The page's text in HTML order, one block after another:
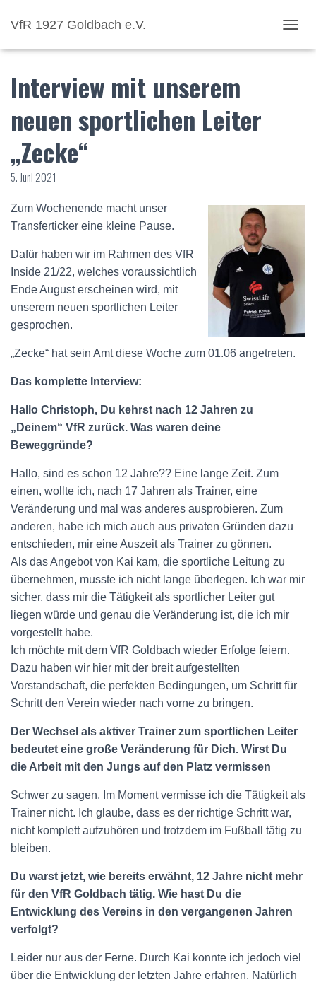
VfR 1927 Goldbach e.V.
Interview mit unserem
neuen sportlichen Leiter
„Zecke“
5. Juni 2021
Zum Wochenende macht unser
Transferticker eine kleine Pause.
Dafür haben wir im Rahmen des VfR
Inside 21/22, welches voraussichtlich
Ende August erscheinen wird, mit
unserem neuen sportlichen Leiter
gesprochen.
„Zecke“ hat sein Amt diese Woche zum 01.06 angetreten.
Das komplette Interview:
Hallo Christoph, Du kehrst nach 12 Jahren zu
„Deinem“ VfR zurück. Was waren deine
Beweggründe?
Hallo, sind es schon 12 Jahre?? Eine lange Zeit. Zum
einen, wollte ich, nach 17 Jahren als Trainer, eine
Veränderung und mal was anderes ausprobieren. Zum
anderen, habe ich mich auch aus privaten Gründen dazu
entschieden, mir eine Auszeit als Trainer zu gönnen.
Als das Angebot von Kai kam, die sportliche Leitung zu
übernehmen, musste ich nicht lange überlegen. Ich war mir
sicher, dass mir die Tätigkeit als sportlicher Leiter gut
liegen würde und genau die Veränderung ist, die ich mir
vorgestellt habe.
Ich möchte mit dem VfR Goldbach wieder Erfolge feiern.
Dazu haben wir hier mit der breit aufgestellten
Vorstandschaft, die perfekten Bedingungen, um Schritt für
Schritt den Verein wieder nach vorne zu bringen.
Der Wechsel als aktiver Trainer zum sportlichen Leiter
bedeutet eine große Veränderung für Dich. Wirst Du
die Arbeit mit den Jungs auf den Platz vermissen
Schwer zu sagen. Im Moment vermisse ich die Tätigkeit als
Trainer nicht. Ich glaube, dass es der richtige Schritt war,
nicht komplett aufzuhören und trotzdem im Fußball tätig zu
bleiben.
Du warst jetzt, wie bereits erwähnt, 12 Jahre nicht mehr
für den VfR Goldbach tätig. Wie hast Du die
Entwicklung des Vereins in den vergangenen Jahren
verfolgt?
Leider nur aus der Ferne. Durch Kai konnte ich jedoch viel
über die Entwicklung der letzten Jahre erfahren. Natürlich